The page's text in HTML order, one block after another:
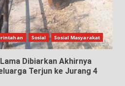
Sosial Sosial Masyarakat
Dibiarkan Akhirnya
Terjun ke Jurang 4